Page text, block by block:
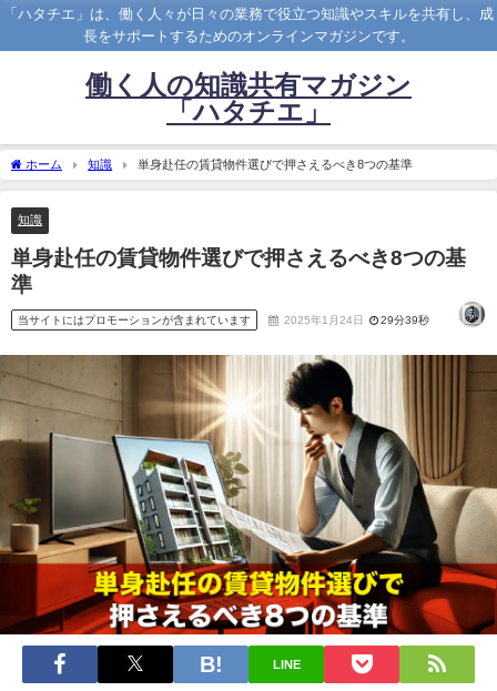
「ハタチエ」は、働く人々が日々の業務で役立つ知識やスキルを共有し、成
長をサポートするためのオンラインマガジンです。
働く人の知識共有マガジン
「ハタチエ」
ホーム 知識 単身赴任の賃貸物件選びで押さえるべき8つの基準
知識
単身赴任の賃貸物件選びで押さえるべき8つの基
準
当サイトにはプロモーションが含まれています 2025年1月24日 29分39秒
LINE